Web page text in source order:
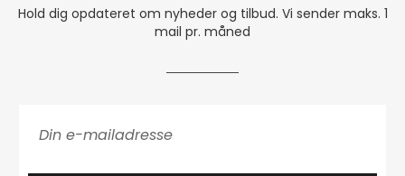
Hold dig opdateret om nyheder og tilbud. Vi sender maks. 1
mail pr. måned